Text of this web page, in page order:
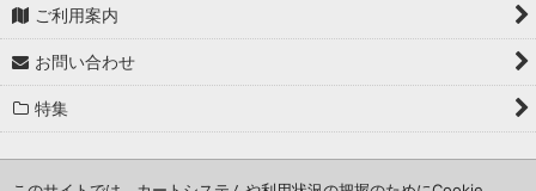
ご利用案内
お問い合わせ
特集